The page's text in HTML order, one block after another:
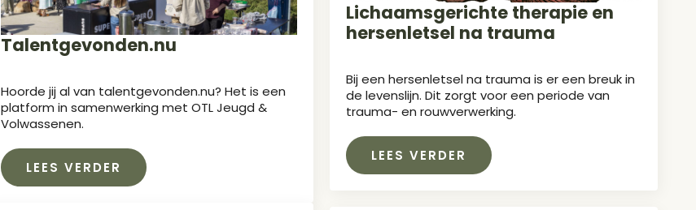
Lichaamsgerichte therapie en
hersenletsel na trauma
Bij een hersenletsel na trauma is er een breuk in
de levenslijn. Dit zorgt voor een periode van
trauma- en rouwverwerking.
LEES VERDER
Talentgevonden.nu
Hoorde jij al van talentgevonden.nu? Het is een
platform in samenwerking met OTL Jeugd &
Volwassenen.
LEES VERDER